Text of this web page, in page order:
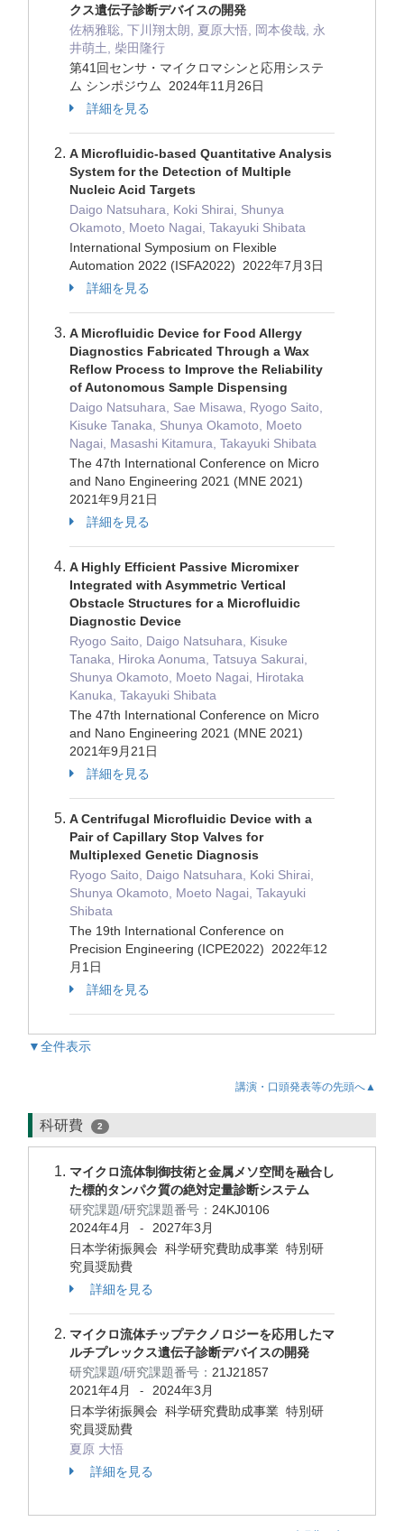
クス遺伝子診断デバイスの開発
佐柄雅聡, 下川翔太朗, 夏原大悟, 岡本俊哉, 永
井萌土, 柴田隆行
第41回センサ・マイクロマシンと応用システ
ム シンポジウム 2024年11月26日
詳細を見る
A Microfluidic-based Quantitative Analysis
System for the Detection of Multiple
Nucleic Acid Targets
Daigo Natsuhara, Koki Shirai, Shunya
Okamoto, Moeto Nagai, Takayuki Shibata
International Symposium on Flexible
Automation 2022 (ISFA2022) 2022年7月3日
詳細を見る
A Microfluidic Device for Food Allergy
Diagnostics Fabricated Through a Wax
Reflow Process to Improve the Reliability
of Autonomous Sample Dispensing
Daigo Natsuhara, Sae Misawa, Ryogo Saito,
Kisuke Tanaka, Shunya Okamoto, Moeto
Nagai, Masashi Kitamura, Takayuki Shibata
The 47th International Conference on Micro
and Nano Engineering 2021 (MNE 2021)
2021年9月21日
詳細を見る
A Highly Efficient Passive Micromixer
Integrated with Asymmetric Vertical
Obstacle Structures for a Microfluidic
Diagnostic Device
Ryogo Saito, Daigo Natsuhara, Kisuke
Tanaka, Hiroka Aonuma, Tatsuya Sakurai,
Shunya Okamoto, Moeto Nagai, Hirotaka
Kanuka, Takayuki Shibata
The 47th International Conference on Micro
and Nano Engineering 2021 (MNE 2021)
2021年9月21日
詳細を見る
A Centrifugal Microfluidic Device with a
Pair of Capillary Stop Valves for
Multiplexed Genetic Diagnosis
Ryogo Saito, Daigo Natsuhara, Koki Shirai,
Shunya Okamoto, Moeto Nagai, Takayuki
Shibata
The 19th International Conference on
Precision Engineering (ICPE2022) 2022年12
月1日
詳細を見る
▼全件表示
講演・口頭発表等の先頭へ▲
科研費 2
マイクロ流体制御技術と金属メソ空間を融合し
た標的タンパク質の絶対定量診断システム
研究課題/研究課題番号： 24KJ0106
2024年4月
-
2027年3月
日本学術振興会 科学研究費助成事業 特別研
究員奨励費
詳細を見る
マイクロ流体チップテクノロジーを応用したマ
ルチプレックス遺伝子診断デバイスの開発
研究課題/研究課題番号： 21J21857
2021年4月
-
2024年3月
日本学術振興会 科学研究費助成事業 特別研
究員奨励費
夏原 大悟
詳細を見る